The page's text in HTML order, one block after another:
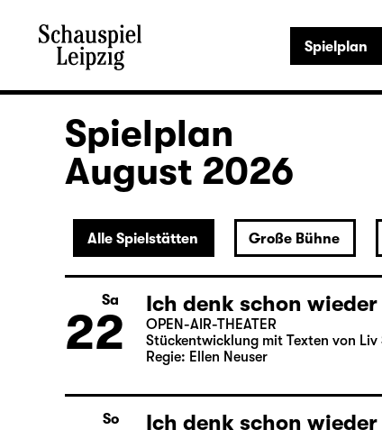
Spielplan
Spielplan
August 2026
Alle Spielstätten Große Bühne
Sa
22
Ich denk schon
OPEN-AIR-THEATER
Stückentwicklung mit Texten von Liv
Regie: Ellen Neuser
So Ich denk schon